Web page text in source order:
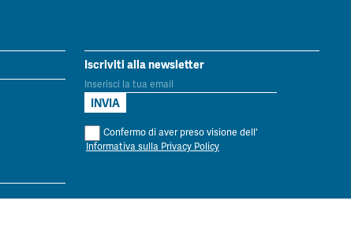
Iscriviti alla newsletter
Confermo di aver preso visione dell'
Informativa sulla Privacy Policy